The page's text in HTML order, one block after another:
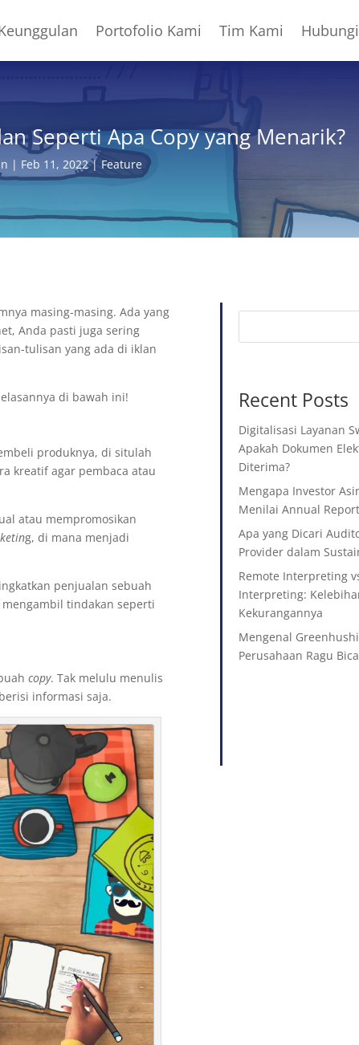
Portofolio Kami Tim Kami
Seperti Apa Copy yang Menarik?
| Feb 11, 2022| Feature
masing-masing. Ada yang
Anda pasti juga sering
tulisan yang ada di iklan
di bawah ini!
produknya, di situlah
kreatif agar pembaca atau
atau mempromosikan
g, di mana menjadi
penjualan sebuah
tindakan seperti
copy. Tak melulu menulis
informasi saja.
Recent Posts
Digitalisasi Layanan
Apakah Dokumen
Diterima?
Mengapa Investor
Menilai Annual
Apa yang Dicari
Provider dalam
Remote Interpreting
Interpreting:
Kekurangannya
Mengenal
Perusahaan Ragu